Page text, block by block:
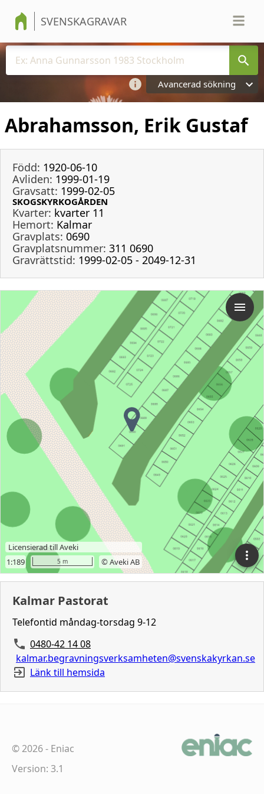
SVENSKAGRAVAR
Avancerad sökning
Abrahamsson, Erik Gustaf
Född: 1920-06-10
Avliden: 1999-01-19
Gravsatt: 1999-02-05
SKOGSKYRKOGÅRDEN
Kvarter: kvarter 11
Hemort: Kalmar
Gravplats: 0690
Gravplatsnummer: 311 0690
Gravrättstid: 1999-02-05 - 2049-12-31
Kalmar Pastorat
Telefontid måndag-torsdag 9-12
0480-42 14 08
kalmar.begravningsverksamheten@svenskakyrkan.se
Länk till hemsida
©2026- Eniac
Version: 3.1